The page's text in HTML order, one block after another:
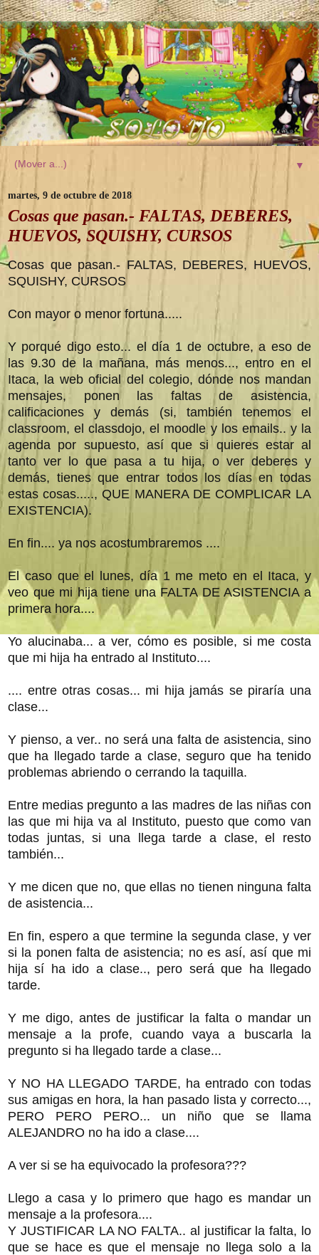
▼
martes, 9 de octubre de 2018
Cosas que pasan.- FALTAS, DEBERES,
HUEVOS, SQUISHY, CURSOS
Cosas que pasan.- FALTAS, DEBERES, HUEVOS,
SQUISHY, CURSOS
Con mayor o menor fortuna.....
Y porqué digo esto... el día 1 de octubre, a eso de
las 9.30 de la mañana, más menos..., entro en el
Itaca, la web oficial del colegio, dónde nos mandan
mensajes, ponen las faltas de asistencia,
calificaciones y demás (si, también tenemos el
classroom, el classdojo, el moodle y los emails.. y la
agenda por supuesto, así que si quieres estar al
tanto ver lo que pasa a tu hija, o ver deberes y
demás, tienes que entrar todos los días en todas
estas cosas....., QUE MANERA DE COMPLICAR LA
EXISTENCIA).
En fin.... ya nos acostumbraremos ....
El caso que el lunes, día 1 me meto en el Itaca, y
veo que mi hija tiene una FALTA DE ASISTENCIA a
primera hora....
Yo alucinaba... a ver, cómo es posible, si me costa
que mi hija ha entrado al Instituto....
.... entre otras cosas... mi hija jamás se piraría una
clase...
Y pienso, a ver.. no será una falta de asistencia, sino
que ha llegado tarde a clase, seguro que ha tenido
problemas abriendo o cerrando la taquilla.
Entre medias pregunto a las madres de las niñas con
las que mi hija va al Instituto, puesto que como van
todas juntas, si una llega tarde a clase, el resto
también...
Y me dicen que no, que ellas no tienen ninguna falta
de asistencia...
En fin, espero a que termine la segunda clase, y ver
si la ponen falta de asistencia; no es así, así que mi
hija sí ha ido a clase.., pero será que ha llegado
tarde.
Y me digo, antes de justificar la falta o mandar un
mensaje a la profe, cuando vaya a buscarla la
pregunto si ha llegado tarde a clase...
Y NO HA LLEGADO TARDE, ha entrado con todas
sus amigas en hora, la han pasado lista y correcto...,
PERO PERO PERO... un niño que se llama
ALEJANDRO no ha ido a clase....
A ver si se ha equivocado la profesora???
Llego a casa y lo primero que hago es mandar un
mensaje a la profesora....
Y JUSTIFICAR LA NO FALTA.. al justificar la falta, lo
que se hace es que el mensaje no llega solo a la